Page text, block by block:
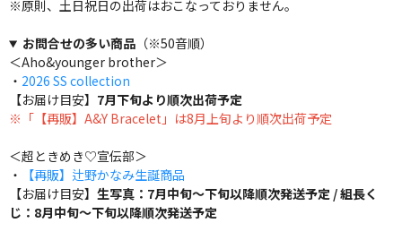
※原則、土日祝日の出荷はおこなっておりません。
お問合せの多い商品（※50音順）
＜Aho&younger brother＞
・ 2026 SS collection
【お届け目安】 7月下旬より順次出荷予定
※「【再販】A&Y Bracelet」は8月上旬より順次出荷予定
＜超ときめき♡宣伝部＞
・
【再販】辻野かなみ生誕商品
【お届け目安】 生写真：7月中旬～下旬以降順次発送予定 / 組長く
じ：8月中旬～下旬以降順次発送予定